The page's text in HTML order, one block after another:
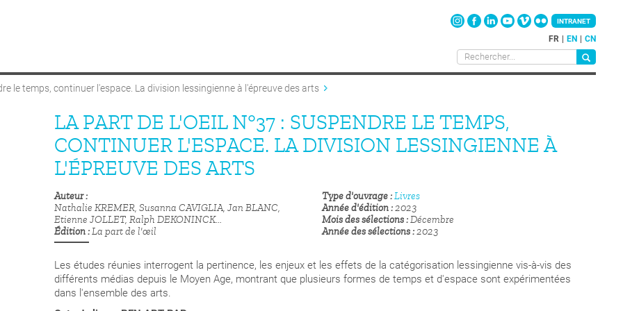
FR EN CN
INTRANET
le temps, continuer l'espace. La division lessingienne à l'épreuve des arts
LA PART DE L'OEIL N°37 : SUSPENDRE LE TEMPS,
CONTINUER L'ESPACE. LA DIVISION LESSINGIENNE À
L'ÉPREUVE DES ARTS
Auteur
Nathalie KREMER, Susanna CAVIGLIA, Jan BLANC,
Etienne JOLLET, Ralph DEKONINCK...
Édition La part de l'œil
Type d'ouvrage Livres
Année d'édition 2023
Mois des sélections Décembre
Année des sélections 2023
Les études réunies interrogent la pertinence, les enjeux et les effets de la catégorisation lessingienne vis-à-vis des
différents médias depuis le Moyen Age, montrant que plusieurs formes de temps et d'espace sont expérimentées
dans l'ensemble des arts.